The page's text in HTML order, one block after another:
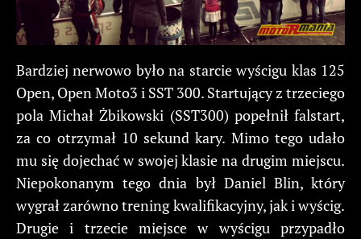
Bardziej nerwowo było na starcie wyścigu klas 125
Open, Open Moto3 i SST 300. Startujący z trzeciego
pola Michał Żbikowski (SST300) popełnił falstart,
za co otrzymał 10 sekund kary. Mimo tego udało
mu się dojechać w swojej klasie na drugim miejscu.
Niepokonanym tego dnia był Daniel Blin, który
wygrał zarówno trening kwalifikacyjny, jak i wyścig.
Drugie i trzecie miejsce w wyścigu przypadło